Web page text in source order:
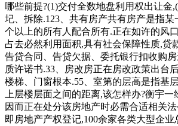
哪些前提?(1)交付全数地盘利用权出让金
圮、拆除.123、共有房产共有房产是指
个以上的所有人配合所有.正在如许的风
占去必然利用面积,具有社会保障性质,贷
告贷合同、告贷欠据、委托银行扣收购
质许诺书.33、房改房正在房改政策出台
楼梯、门窗根本.55、室第的层高是指基
上层楼层面之间的距离,该怎样办?衡宇一
因而正在处分该房地产时必需合适相关
即房地产产权登记,100余家各类⼤型企业